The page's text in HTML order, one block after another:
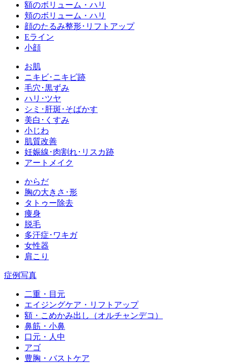
額のボリューム・ハリ
頬のボリューム・ハリ
顔のたるみ整形･リフトアップ
Eライン
小顔
お肌
ニキビ･ニキビ跡
毛穴･黒ずみ
ハリ･ツヤ
シミ･肝斑･そばかす
美白･くすみ
小じわ
肌質改善
妊娠線･肉割れ･リスカ跡
アートメイク
からだ
胸の大きさ･形
タトゥー除去
痩身
脱毛
多汗症･ワキガ
女性器
肩こり
症例写真
二重・目元
エイジングケア・リフトアップ
額・こめかみ出し（オルチャンデコ）
鼻筋・小鼻
口元・人中
アゴ
豊胸・バストケア